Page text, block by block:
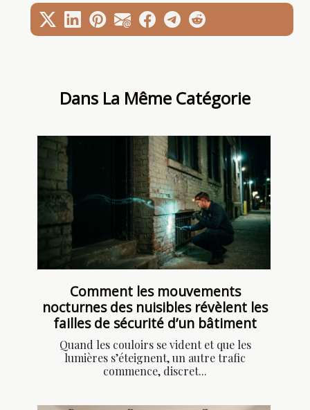
Dans La Même Catégorie
Comment les mouvements
nocturnes des nuisibles révèlent les
failles de sécurité d’un bâtiment
Quand les couloirs se vident et que les
lumières s’éteignent, un autre trafic
commence, discret...